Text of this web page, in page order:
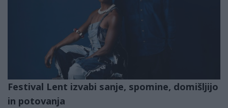
Festival Lent izvabi sanje, spomine, domišljijo
in potovanja